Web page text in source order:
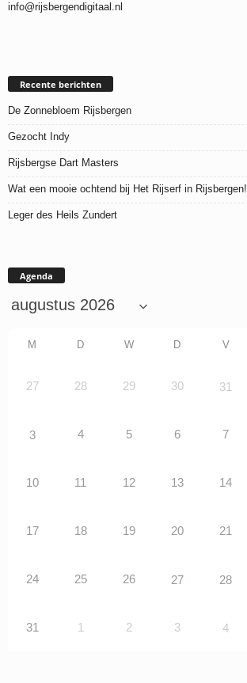
info@rijsbergendigitaal.nl
Recente berichten
De Zonnebloem Rijsbergen
Gezocht Indy
Rijsbergse Dart Masters
Wat een mooie ochtend bij Het Rijserf in Rijsbergen!
Leger des Heils Zundert
Agenda
M D W D V
27 28 29 30 31
3 4 5 6 7
10 11 12 13 14
17 18 19 20 21
24 25 26 27 28
31 1 2 3 4